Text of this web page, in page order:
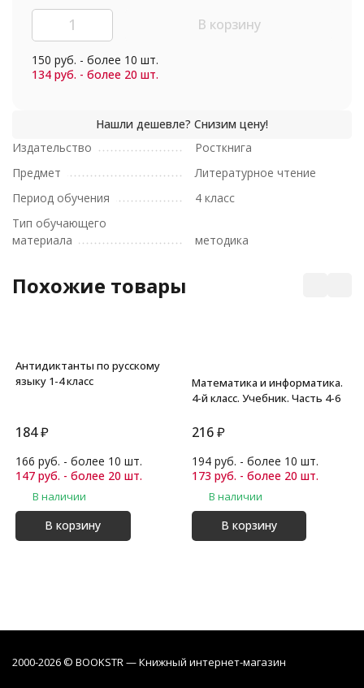
В корзину
150 руб. - более 10 шт.
134 руб. - более 20 шт.
Издательство
Росткнига
Предмет
Литературное чтение
Период обучения
4 класс
Тип обучающего
материала
методика
Похожие товары
Антидиктанты по русскому
языку 1-4 класс
184₽
166 руб. - более 10 шт.
147 руб. - более 20 шт.
В наличии
В корзину
Математика и информатика.
4-й класс. Учебник. Часть 4-6
216 ₽
194 руб. - более 10 шт.
173 руб. - более 20 шт.
В наличии
В корзину
2000-2026 © BOOKSTR — Книжный интернет-магазин